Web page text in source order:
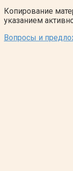
Копирование
указанием
Вопросы и